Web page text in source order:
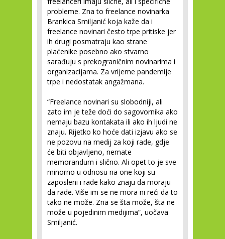
probleme. Zna to freelance novinarka
Brankica Smiljanić koja kaže da i
freelance novinari često trpe pritiske jer
ih drugi posmatraju kao strane
plaćenike posebno ako stvarno
sarađuju s prekograničnim novinarima i
organizacijama. Za vrijeme pandemije
trpe i nedostatak angažmana.
“Freelance novinari su slobodniji, ali
zato im je teže doći do sagovornika ako
nemaju bazu kontakata ili ako ih ljudi ne
znaju. Rijetko ko hoće dati izjavu ako se
ne pozovu na medij za koji rade, gdje
će biti objavljeno, nemate
memorandum i slično. Ali opet to je sve
minorno u odnosu na one koji su
zaposleni i rade kako znaju da moraju
da rade. Više im se ne mora ni reći da to
tako ne može. Zna se šta može, šta ne
može u pojedinim medijima”, uočava
Smiljanić.